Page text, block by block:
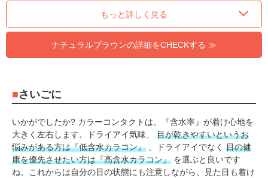
もっと詳しく見る
ナチュラルブラウンの詳細をCHECKする ≫
さいごに
いかがでしたか? カラーコンタクトは、『含水率』が着け心地を
大きく左右します。ドライアイ気味、 目が乾きやすいというお
悩みがある方は『低含水カラコン』 、ドライアイでなく 目の健
康を優先させたい方は『高含水カラコン』 を選ぶと良いです
ね。これからは自分の目の状態にも注意しながら、見た目も着け